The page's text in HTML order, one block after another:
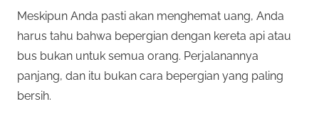
Meskipun Anda pasti akan menghemat uang, Anda
harus tahu bahwa bepergian dengan kereta api atau
bus bukan untuk semua orang. Perjalanannya
panjang, dan itu bukan cara bepergian yang paling
bersih.